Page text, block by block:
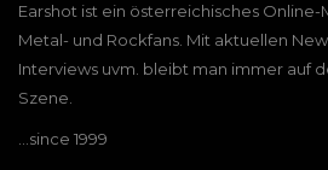
Earshot ist ein österreichisches
Metal- und Rockfans. Mit aktuellen
Interviews uvm. bleibt man immer auf
Szene.
…since 1999